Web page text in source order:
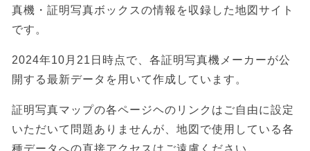
真機・証明写真ボックスの情報を収録した地図サイト
です。
2024年10月21日時点で、各証明写真機メーカーが公
開する最新データを用いて作成しています。
証明写真マップの各ページヘのリンクはご自由に設定
いただいて問題ありませんが、地図で使用している各